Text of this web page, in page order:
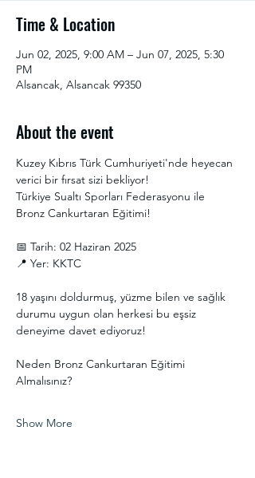
Time & Location
Jun 02, 2025, 9:00 AM – Jun 07, 2025, 5:30
PM
Alsancak, Alsancak 99350
About the event
Kuzey Kıbrıs Türk Cumhuriyeti'nde heyecan
verici bir fırsat sizi bekliyor!
Türkiye Sualtı Sporları Federasyonu ile
Bronz Cankurtaran Eğitimi!
📅 Tarih: 02 Haziran 2025
📍 Yer: KKTC
18 yaşını doldurmuş, yüzme bilen ve sağlık
durumu uygun olan herkesi bu eşsiz
deneyime davet ediyoruz!
Neden Bronz Cankurtaran Eğitimi
Almalısınız?
Show More